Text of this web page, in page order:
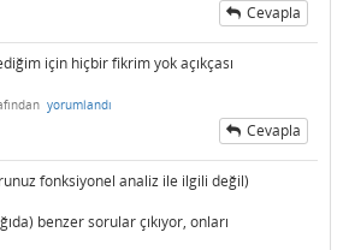
Cevapla
için hiçbir fikrim yok açıkçası
yorumlandı
Cevapla
fonksiyonel analiz ile ilgili değil)
benzer sorular çıkıyor, onları